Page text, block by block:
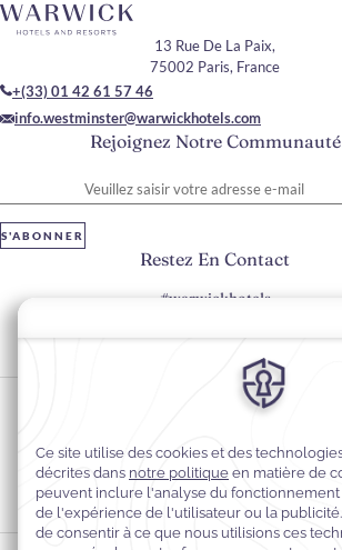
Rejoignez Notre Communauté
S'ABONNER
13 Rue De La Paix,
75002 Paris, France
+(33) 01 42 61 57 46
info.westminster@warwickhotels.com
Restez En Contact
#warwickhotels
Préférences en matière de cookies
Accessibilité du Web
Mentions légales
Conditions générales de vente